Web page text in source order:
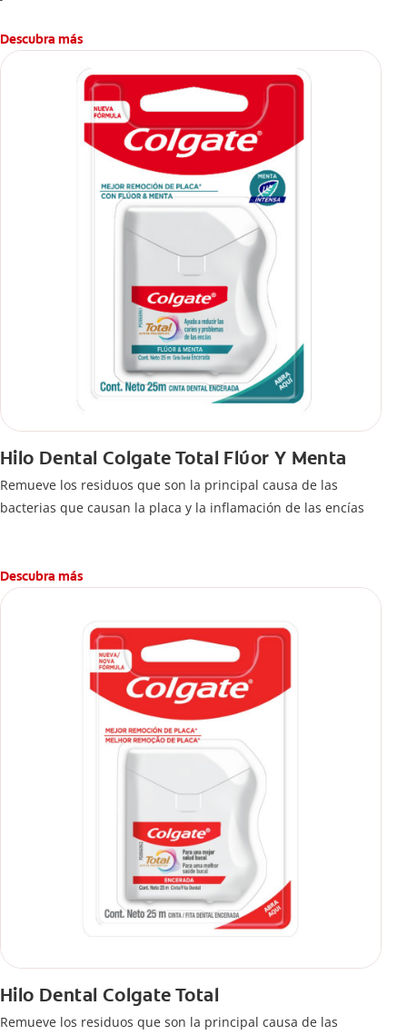
Descubra más
Hilo Dental Colgate Total Flúor Y Menta
Remueve los residuos que son la principal causa de las
bacterias que causan la placa y la inflamación de las encías
Descubra más
Hilo Dental Colgate Total
Remueve los residuos que son la principal causa de las